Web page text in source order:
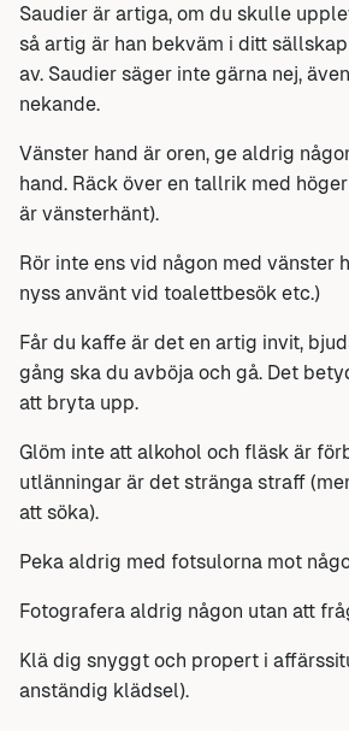
Saudier är artiga, om du skulle
så artig är han bekväm i ditt
av. Saudier säger inte gärna nej,
nekande.
Vänster hand är oren, ge aldrig
hand. Räck över en tallrik med
är vänsterhänt).
Rör inte ens vid någon med vänster
nyss använt vid toalettbesök etc.)
Får du kaffe är det en artig invit,
gång ska du avböja och gå. Det
att bryta upp.
Glöm inte att alkohol och fläsk är
utlänningar är det stränga straff
att söka).
Peka aldrig med fotsulorna mot
Fotografera aldrig någon utan att
Klä dig snyggt och propert i
anständig klädsel).